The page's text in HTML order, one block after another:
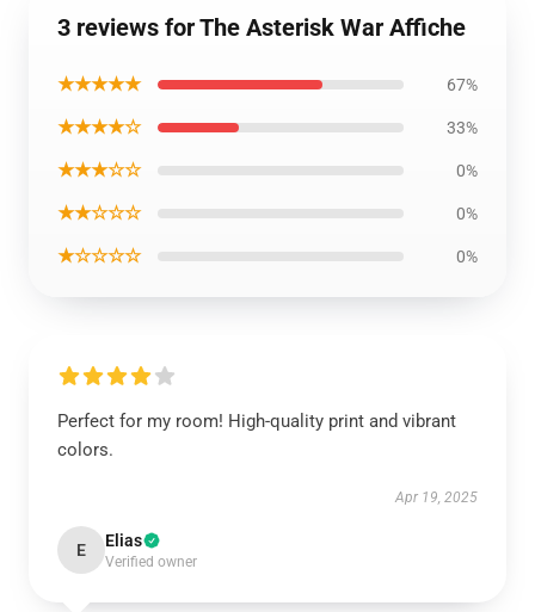
3 reviews for The Asterisk War Affiche
★★★★★ 67%
★★★★☆ 33%
★★★☆☆ 0%
★★☆☆☆ 0%
★☆☆☆☆ 0%
Perfect for my room! High-quality print and vibrant
colors.
Apr 19, 2025
E Elias
Verified owner